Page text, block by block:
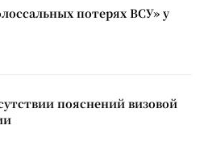
потерях ВСУ» у
пояснений визовой